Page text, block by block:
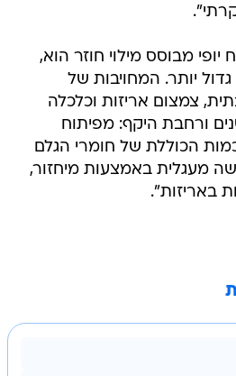
יופי מבוסס מילוי חוזר הוא,
יותר. המחויבות של
צמצום אריזות וכלכלה
ורחבת היקף: מפיתוח
הכוללת של חומרי הגלם
מעגלית באמצעות מיחזור,
באריזות".